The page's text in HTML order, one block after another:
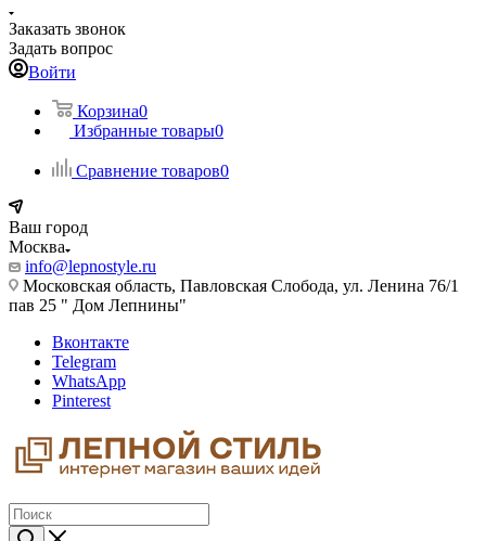
Заказать звонок
Задать вопрос
Войти
Корзина0
Избранные товары0
Сравнение товаров0
Ваш город
Москва
info@lepnostyle.ru
Московская область, Павловская Слобода, ул. Ленина 76/1
пав 25 " Дом Лепнины"
Вконтакте
Telegram
WhatsApp
Pinterest